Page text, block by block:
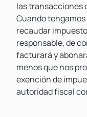
las transacciones
Cuando
recaudar
responsable, de
facturará y
menos que nos
exención de
autoridad fiscal